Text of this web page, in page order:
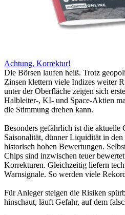
Achtung, Korrektur!
Die Börsen laufen heiß. Trotz
Zinsen klettern viele Indizes weiter
unter der Oberfläche zeigen sich
Halbleiter-, KI- und Space-Aktien
die Stimmung drehen kann.
Besonders gefährlich ist die aktuelle
Saisonalität, dünner Liquidität in den
historisch hohen Bewertungen.
Chips sind inzwischen teuer
Korrekturen. Gleichzeitig liefern
Warnsignale. So werden viele
Für Anleger steigen die Risiken
hinschaut, läuft Gefahr, auf dem